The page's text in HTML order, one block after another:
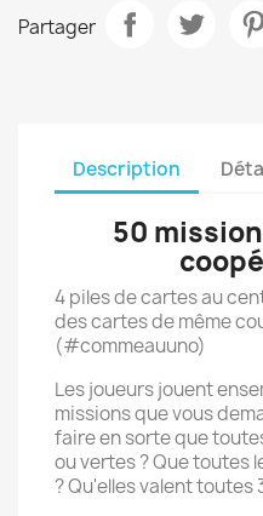
Partager
Description
50
4 piles de cartes au
des cartes de même
(#commeauuno)
Les joueurs jouent
missions que vous
faire en sorte que
ou vertes ? Que toutes
? Qu'elles valent toutes